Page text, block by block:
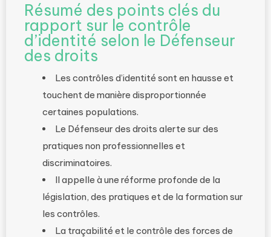
Résumé des points clés du
rapport sur le contrôle
d’identité selon le Défenseur
des droits
Les contrôles d’identité sont en hausse et
touchent de manière disproportionnée
certaines populations.
Le Défenseur des droits alerte sur des
pratiques non professionnelles et
discriminatoires.
Il appelle à une réforme profonde de la
législation, des pratiques et de la formation sur
les contrôles.
La traçabilité et le contrôle des forces de